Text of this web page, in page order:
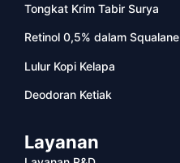
Tongkat Krim Tabir Surya
Retinol 0,5% dalam Squalane
Lulur Kopi Kelapa
Deodoran Ketiak
Layanan